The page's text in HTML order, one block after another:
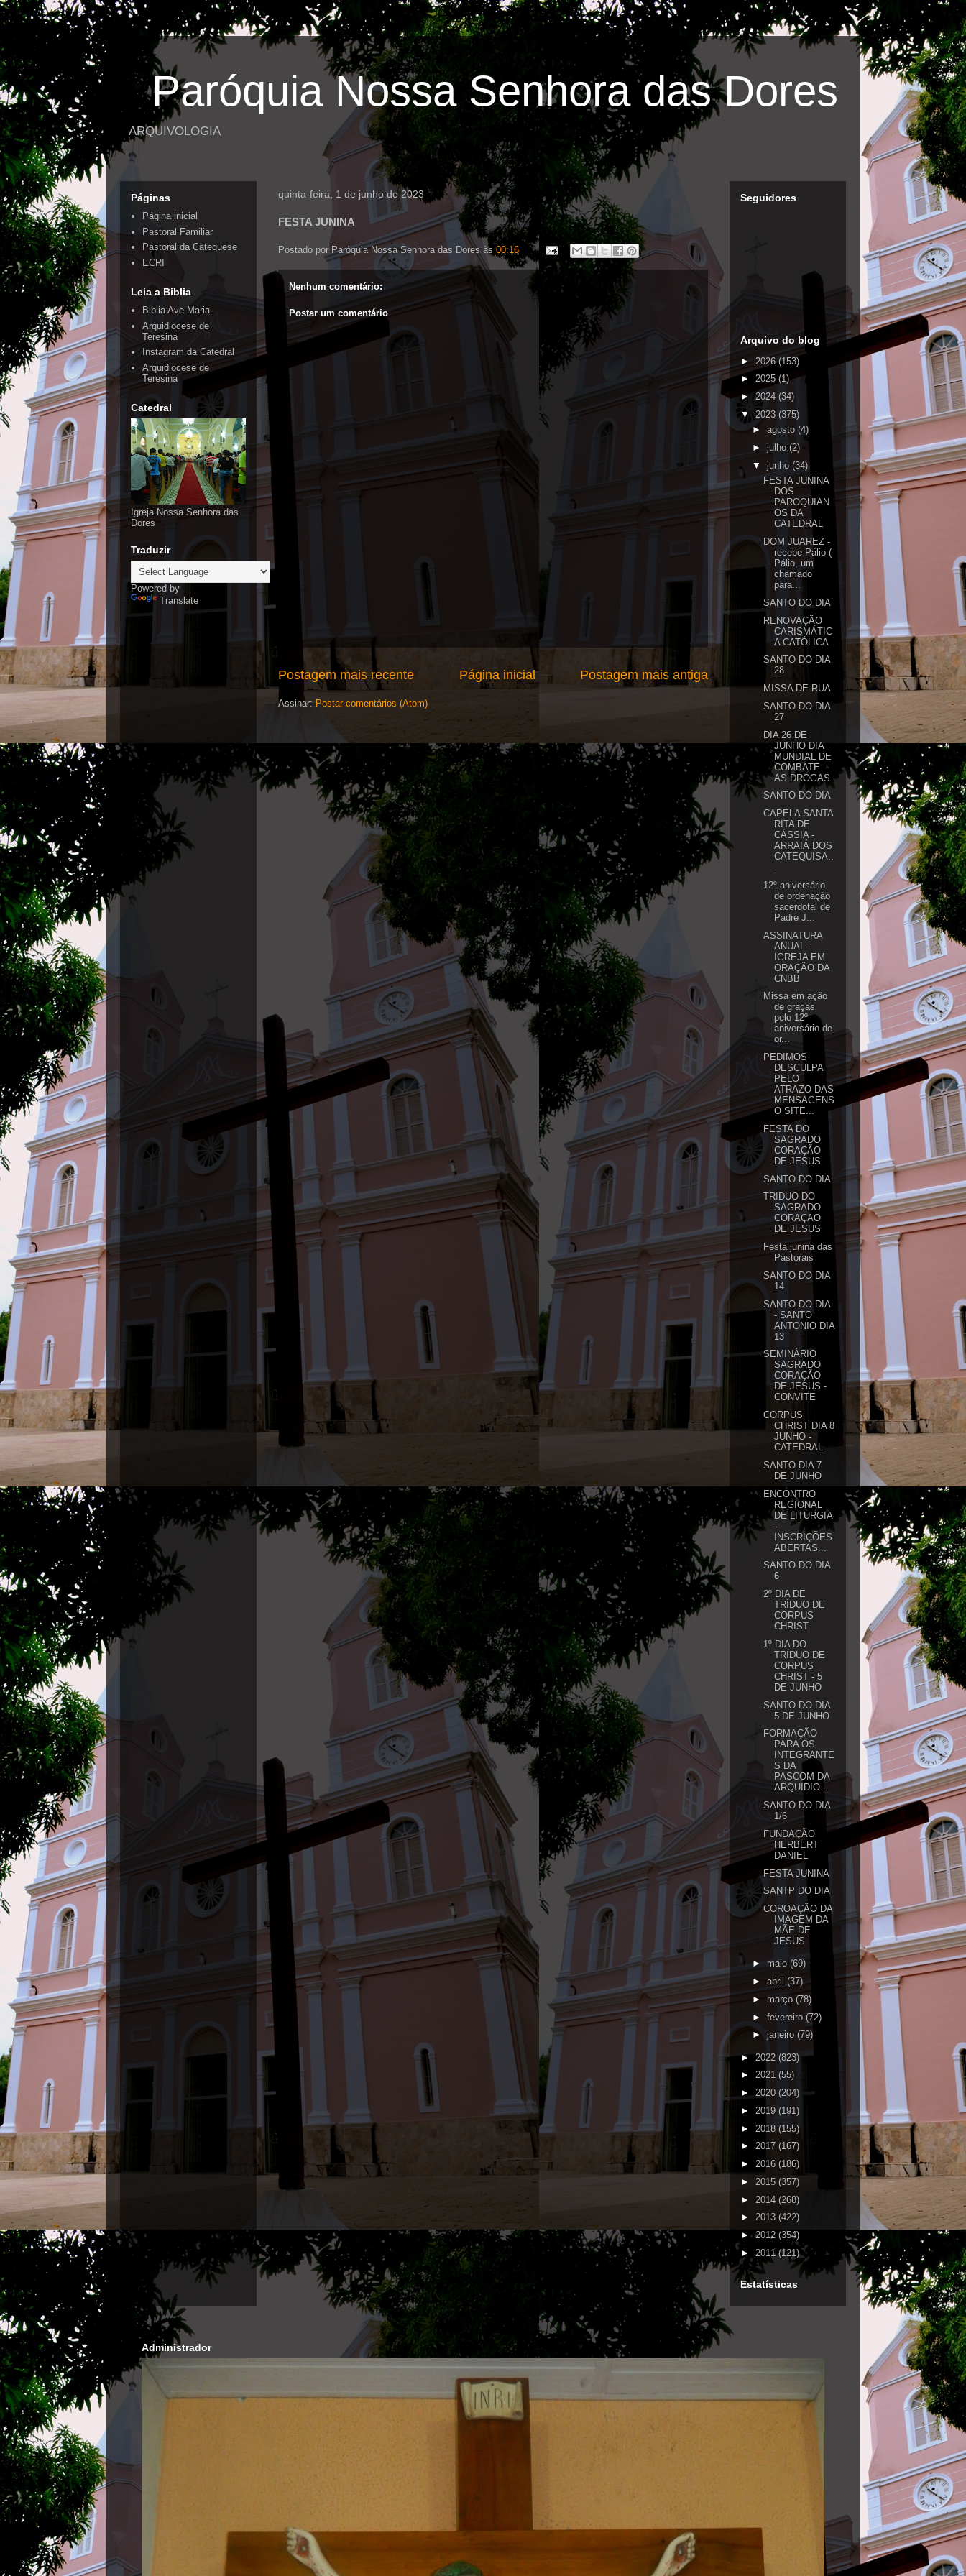
Paróquia Nossa Senhora das Dores
ARQUIVOLOGIA
quinta-feira, 1 de junho de 2023
FESTA JUNINA
Postado por Paróquia Nossa Senhora das Dores às 00:16
Nenhum comentário:
Postar um comentário
Postagem mais recente Postagem mais antiga
Página inicial
Assinar: Postar comentários (Atom)
Páginas
Página inicial
Pastoral Familiar
Pastoral da Catequese
ECRI
Leia a Biblia
Biblia Ave Maria
Arquidiocese de
Teresina
Instagram da Catedral
Arquidiocese de
Teresina
Catedral
Igreja Nossa Senhora das
Dores
Traduzir
Powered by
Translate
Seguidores
Arquivo do blog
►2026(153)
► 2025 (1)
► 2024 (34)
▼2023 (375)
► agosto (4)
► julho (2)
▼ junho (34)
FESTA JUNINA
DOS
PAROQUIAN
OS DA
CATEDRAL
DOM JUAREZ -
recebe Pálio (
Pálio, um
chamado
para...
SANTO DO DIA
RENOVAÇÃO
CARISMÁTIC
A CATÓLICA
SANTO DO DIA
28
MISSA DE RUA
SANTO DO DIA
27
DIA 26 DE
JUNHO DIA
MUNDIAL DE
COMBATE
AS DROGAS
SANTO DO DIA
CAPELA SANTA
RITA DE
CÁSSIA -
ARRAIÁ DOS
CATEQUISA..
.
12º aniversário
de ordenação
sacerdotal de
Padre J...
ASSINATURA
ANUAL-
IGREJA EM
ORAÇÃO DA
CNBB
Missa em ação
de graças
pelo 12º
aniversário de
or...
PEDIMOS
DESCULPA
PELO
ATRAZO DAS
MENSAGENS
O SITE...
FESTA DO
SAGRADO
CORAÇÃO
DE JESUS
SANTO DO DIA
TRIDUO DO
SAGRADO
CORAÇAO
DE JESUS
Festa junina das
Pastorais
SANTO DO DIA
14
SANTO DO DIA
- SANTO
ANTONIO DIA
13
SEMINÁRIO
SAGRADO
CORAÇÃO
DE JESUS -
CONVITE
CORPUS
CHRIST DIA 8
JUNHO -
CATEDRAL
SANTO DIA 7
DE JUNHO
ENCONTRO
REGIONAL
DE LITURGIA
-
INSCRIÇÕES
ABERTAS...
SANTO DO DIA
6
2º DIA DE
TRÍDUO DE
CORPUS
CHRIST
1º DIA DO
TRÍDUO DE
CORPUS
CHRIST - 5
DE JUNHO
SANTO DO DIA
5 DE JUNHO
FORMAÇÃO
PARA OS
INTEGRANTE
S DA
PASCOM DA
ARQUIDIO...
SANTO DO DIA
1/6
FUNDAÇÃO
HERBERT
DANIEL
FESTA JUNINA
SANTP DO DIA
COROAÇÃO DA
IMAGEM DA
MÃE DE
JESUS
► maio (69)
► abril (37)
► março (78)
► fevereiro (72)
► janeiro (79)
►2022 (823)
► 2021 (55)
► 2020 (204)
► 2019 (191)
► 2018 (155)
► 2017 (167)
► 2016 (186)
► 2015 (357)
► 2014 (268)
► 2013 (422)
►2012 (354)
► 2011(121)
Estatísticas
Administrador